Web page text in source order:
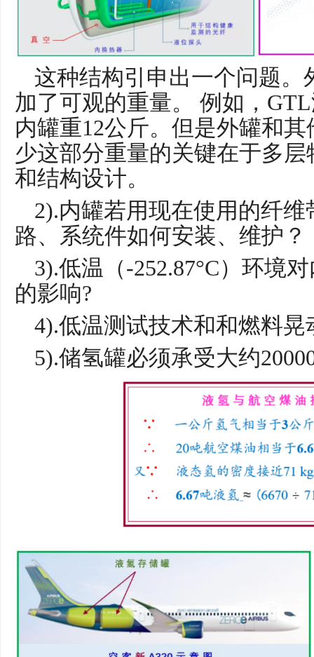
这种结构引申出一个问题。
加了可观的重量。 例如，
内罐重12公斤。但是外罐和
少这部分重量的关键在于多
和结构设计。
2).内罐若用现在使用的纤
路、系统件如何安装、维护？
3).低温（-252.87°C）环境
的影响?
4).低温测试技术和和燃料
5).储氢罐必须承受大约